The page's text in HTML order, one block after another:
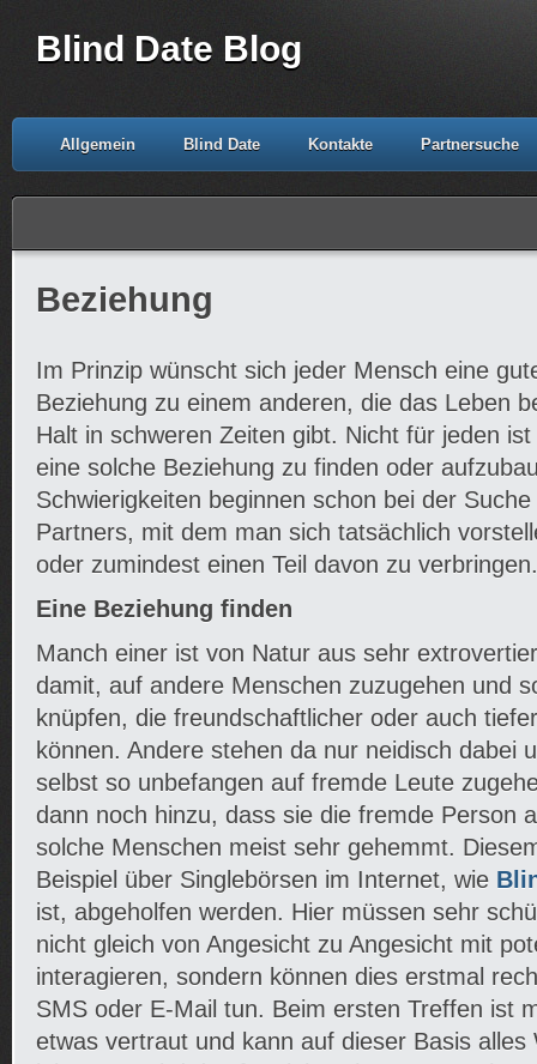
Blind Date Blog
Allgemein Blind Date Kontakte Partnersuche
Beziehung
Im Prinzip wünscht sich jeder Mensch eine
Beziehung zu einem anderen, die das Leben
Halt in schweren Zeiten gibt. Nicht für jeden
eine solche Beziehung zu finden oder
Schwierigkeiten beginnen schon bei der
Partners, mit dem man sich tatsächlich
oder zumindest einen Teil davon zu verbringen.
Eine Beziehung finden
Manch einer ist von Natur aus sehr
damit, auf andere Menschen zuzugehen und
knüpfen, die freundschaftlicher oder auch
können. Andere stehen da nur neidisch dabei
selbst so unbefangen auf fremde Leute
dann noch hinzu, dass sie die fremde Person
solche Menschen meist sehr gehemmt.
Beispiel über Singlebörsen im Internet, wie
ist, abgeholfen werden. Hier müssen sehr
nicht gleich von Angesicht zu Angesicht mit
interagieren, sondern können dies erstmal
SMS oder E-Mail tun. Beim ersten Treffen ist
etwas vertraut und kann auf dieser Basis alles